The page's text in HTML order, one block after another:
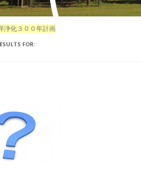
浄化３００年計画
FOR: